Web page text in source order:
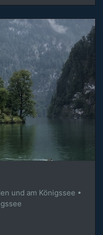
und am Königssee •